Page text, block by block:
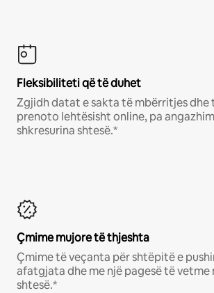
Fleksibiliteti që të duhet
Zgjidh datat e sakta të mbërritjes dhe
prenoto lehtësisht online, pa
shkresurina shtesë.*
Çmime mujore të thjeshta
Çmime të veçanta për shtëpitë e
afatgjata dhe me një pagesë të
shtesë.*